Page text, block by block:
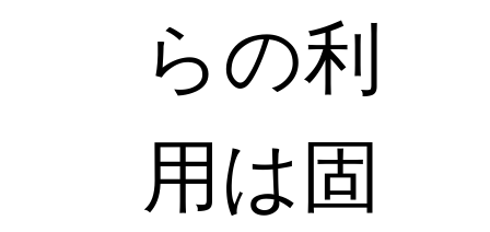
らの利
用は固